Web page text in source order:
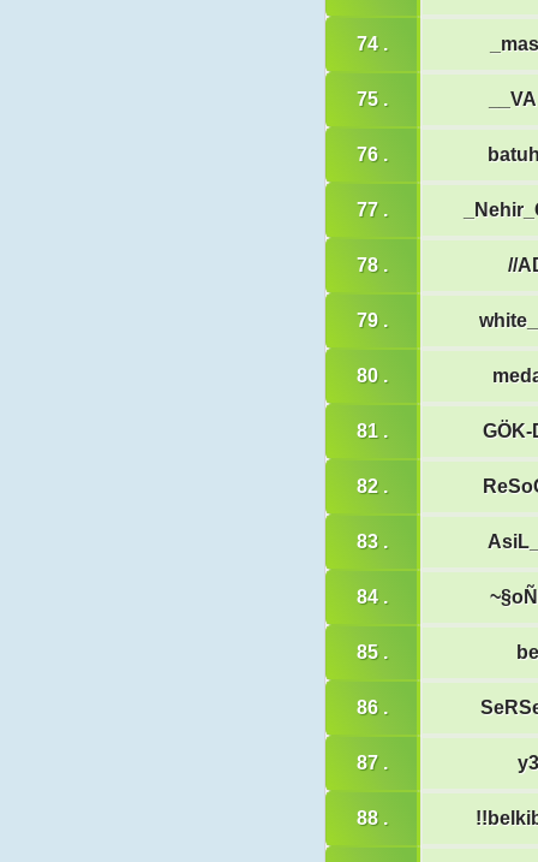
74 .
75 .
76 .
77 .
78 . //
79 .
80 .
81 . GÖK-
82 .
83 .
84 .
85 .
86 .
87 .
88 .